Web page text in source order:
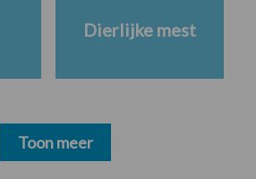
Dierlijke mest
Toon meer